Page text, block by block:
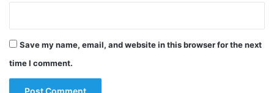
Save my name, email, and website in this browser for the next
time I comment.